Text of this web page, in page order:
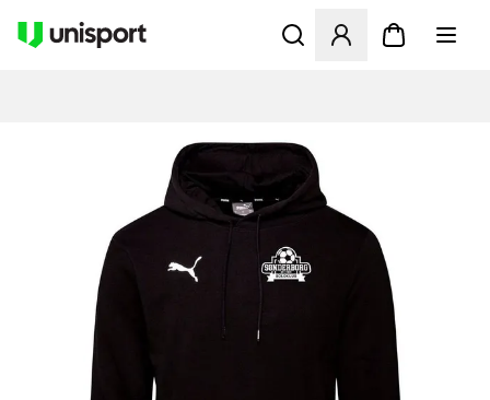
Åbner en Modal til at